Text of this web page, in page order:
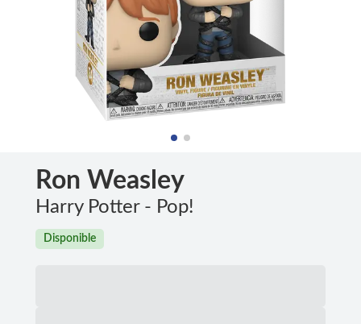
Ron Weasley
Harry Potter - Pop!
Disponible